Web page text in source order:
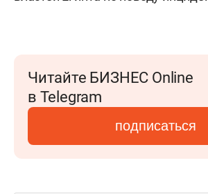
Читайте БИЗНЕС Online
в Telegram
подписаться